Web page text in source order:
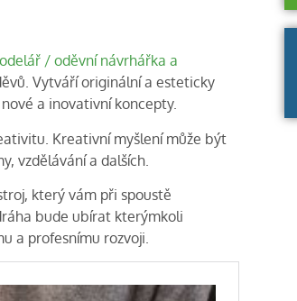
/ oděvní návrhářka a
Vytváří originální a esteticky
a inovativní koncepty.
Kreativní myšlení může být
vzdělávání a dalších.
který vám při spoustě
bude ubírat kterýmkoli
a profesnímu rozvoji.